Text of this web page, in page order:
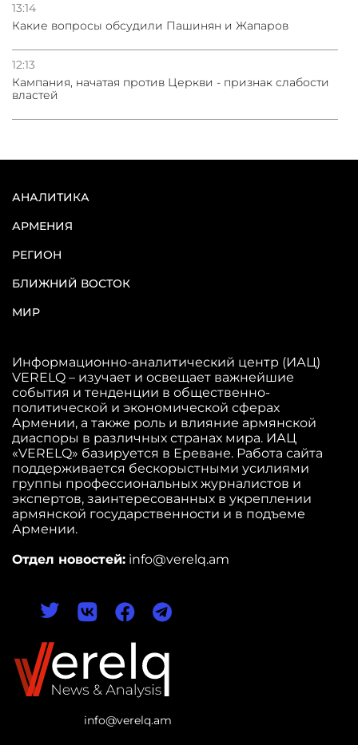
13:14
Какие вопросы обсудили Пашинян и Жапаров
12:13
Кампания, начатая против Церкви - признак слабости
властей
info@verelq.am
АНАЛИТИКА
АРМЕНИЯ
РЕГИОН
БЛИЖНИЙ ВОСТОК
МИР
Информационно-аналитический центр (ИАЦ)
VERELQ – изучает и освещает важнейшие
события и тенденции в общественно-
политической и экономической сферах
Армении, а также роль и влияние армянской
диаспоры в различных странах мира. ИАЦ
«VERELQ» базируется в Ереване. Работа сайта
поддерживается бескорыстными усилиями
группы профессиональных журналистов и
экспертов, заинтересованных в укреплении
армянской государственности и в подъеме
Армении.
Отдел новостей: info@verelq.am